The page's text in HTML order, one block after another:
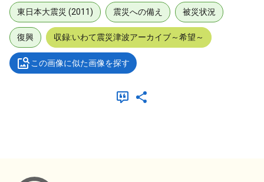
東日本大震災 (2011) 震災への備え 被災状況
復興 収録:いわて震災津波アーカイブ～希望～
この画像に似た画像を探す